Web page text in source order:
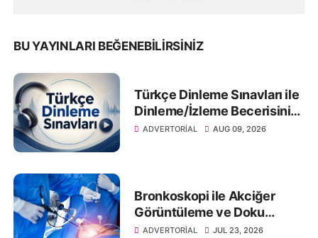
BU YAYINLARI BEĞENEBILIRSINIZ
Türkçe Dinleme Sınavları ile
Dinleme/İzleme Becerisini
Ölçün
ADVERTORIAL AUG 09, 2026
Bronkoskopi ile Akciğer
Görüntüleme ve Doku
Örneklemesi
ADVERTORIAL JUL 23, 2026